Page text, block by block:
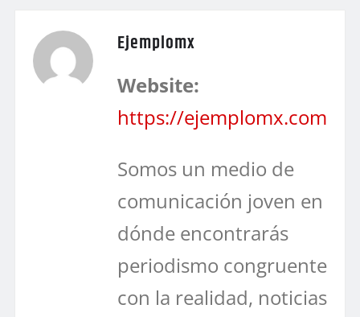
Ejemplomx
Website:
https://ejemplomx.com
Somos un medio de
comunicación joven en
dónde encontrarás
periodismo congruente
con la realidad, noticias